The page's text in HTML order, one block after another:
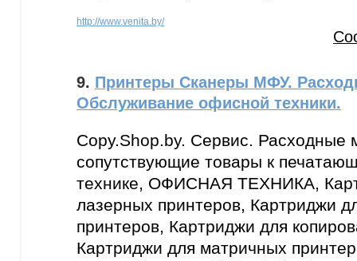
http://www.venita.by/
9. Принтеры Сканеры МФУ.
Обслуживание офисной техники.
Copy.Shop.by. Сервис. Расходные
сопутствующие товары к
технике, ОФИСНАЯ ТЕХНИКА,
лазерных принтеров, Картриджи
принтеров, Картриджи для
Картриджи для матричных